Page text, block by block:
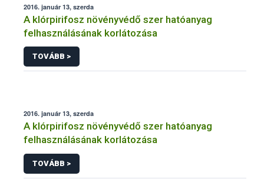
2016. január 13, szerda
A klórpirifosz növényvédő szer hatóanyag
felhasználásának korlátozása
TOVÁBB >
2016. január 13, szerda
A klórpirifosz növényvédő szer hatóanyag
felhasználásának korlátozása
TOVÁBB >